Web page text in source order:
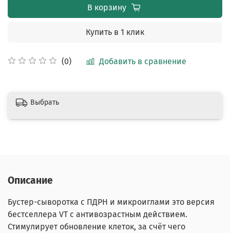
(0) Добавить в сравнение
В корзину
Купить в 1 клик
Выбрать
Описание
Бустер-сыворотка с ПДРН и микроиглами это версия
бестселлера VT с антивозрастным действием.
Стимулирует обновление клеток, за счёт чего